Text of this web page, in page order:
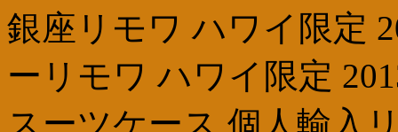
銀座リモワ ハワイ限定
ーリモワ ハワイ限定
スーツケース 個人輸入